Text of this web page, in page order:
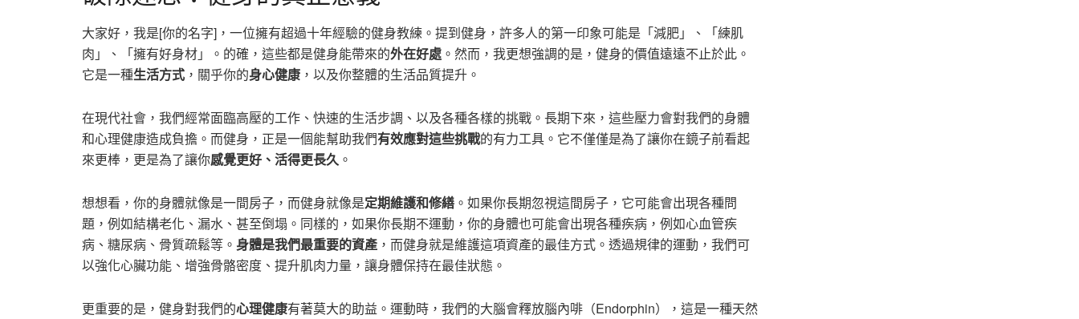
大家好，我是[你的名字]，一位擁有超過十年經驗的健身教練。提到健身，許多人的第一印象可能是「減肥」、「練肌
肉」、「擁有好身材」。的確，這些都是健身能帶來的外在好處 。然而，我更想強調的是，健身的價值遠遠不止於此。
它是一種生活方式 ，關乎你的身心健康 ，以及你整體的生活品質提升。
在現代社會，我們經常面臨高壓的工作、快速的生活步調、以及各種各樣的挑戰。長期下來，這些壓力會對我們的身體
和心理健康造成負擔。而健身，正是一個能幫助我們有效應對這些挑戰的有力工具。它不僅僅是為了讓你在鏡子前看起
來更棒，更是為了讓你感覺更好、活得更長久 。
想想看，你的身體就像是一間房子，而健身就像是定期維護和修繕 。如果你長期忽視這間房子，它可能會出現各種問
題，例如結構老化、漏水、甚至倒塌。同樣的，如果你長期不運動，你的身體也可能會出現各種疾病，例如心血管疾
病、糖尿病、骨質疏鬆等。 身體是我們最重要的資產 ，而健身就是維護這項資產的最佳方式。透過規律的運動，我們可
以強化心臟功能、增強骨骼密度、提升肌肉力量，讓身體保持在最佳狀態。
更重要的是，健身對我們的心理健康有著莫大的助益。運動時，我們的大腦會釋放腦內啡（Endorphin），這是一種天然